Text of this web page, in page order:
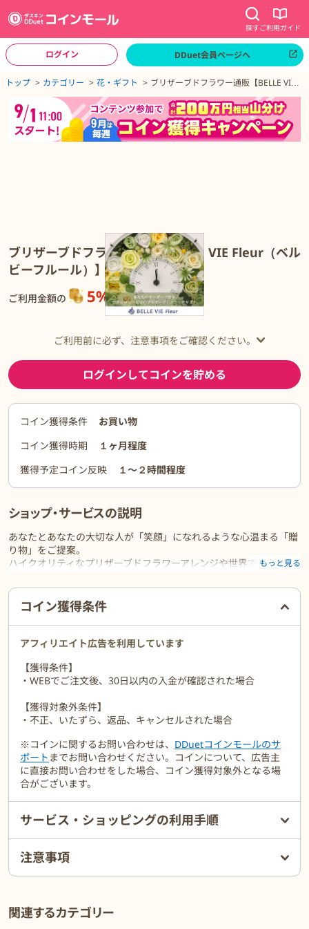
探すご利用ガイド
ログイン DDuet会員ページへ
トップ カテゴリー 花・ギフト
ブリザーブドフラワー通販【BELLE VIE
ブリザーブドフラワー通販【BELLE VIE Fleur（ベル
ビーフルール）】
ご利用金額の 5%還元
ご利用前に必ず、注意事項をご確認ください。
ログインしてコインを貯める
コイン獲得条件
お買い物
コイン獲得時期
１ヶ月程度
獲得予定コイン反映
１〜２時間程度
ショップ・サービスの説明
あなたとあなたの大切な人が「笑顔」になれるような心温まる「贈
り物」をご提案。
ハイクオリティなプリザーブドフラワーアレンジや世界でたった１
「みんな笑顔になる贈り物」を合言葉に気持ちが伝わる贈り物をお
届けします。
もっと見る
ご利用前に必ずお読みください
コイン獲得条件
アフィリエイト広告を利用しています
【獲得条件】
・WEBでご注文後、30日以内の入金が確認された場合
【獲得対象外条件】
・不正、いたずら、返品、キャンセルされた場合
※コインに関するお問い合わせは、 DDuetコインモールのサ
ポート までお問い合わせください。コインについて、広告主
に直接お問い合わせをした場合、コイン獲得対象外となる場
合がございます。
サービス・ショッピングの利用手順
注意事項
関連するカテゴリー
ジトップへ